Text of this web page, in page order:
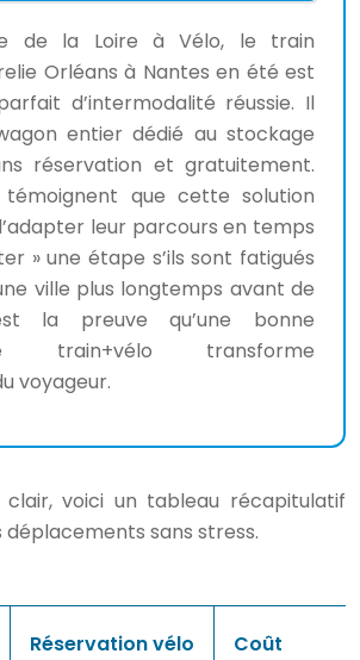
de la Loire à Vélo, le train
Orléans à Nantes en été est
d’intermodalité réussie. Il
entier dédié au stockage
réservation et gratuitement.
témoignent que cette solution
leur parcours en temps
» une étape s’ils sont fatigués
ville plus longtemps avant de
la preuve qu’une bonne
train+vélo transforme
voyageur.
voici un tableau récapitulatif
sans stress.
Réservation vélo Coût